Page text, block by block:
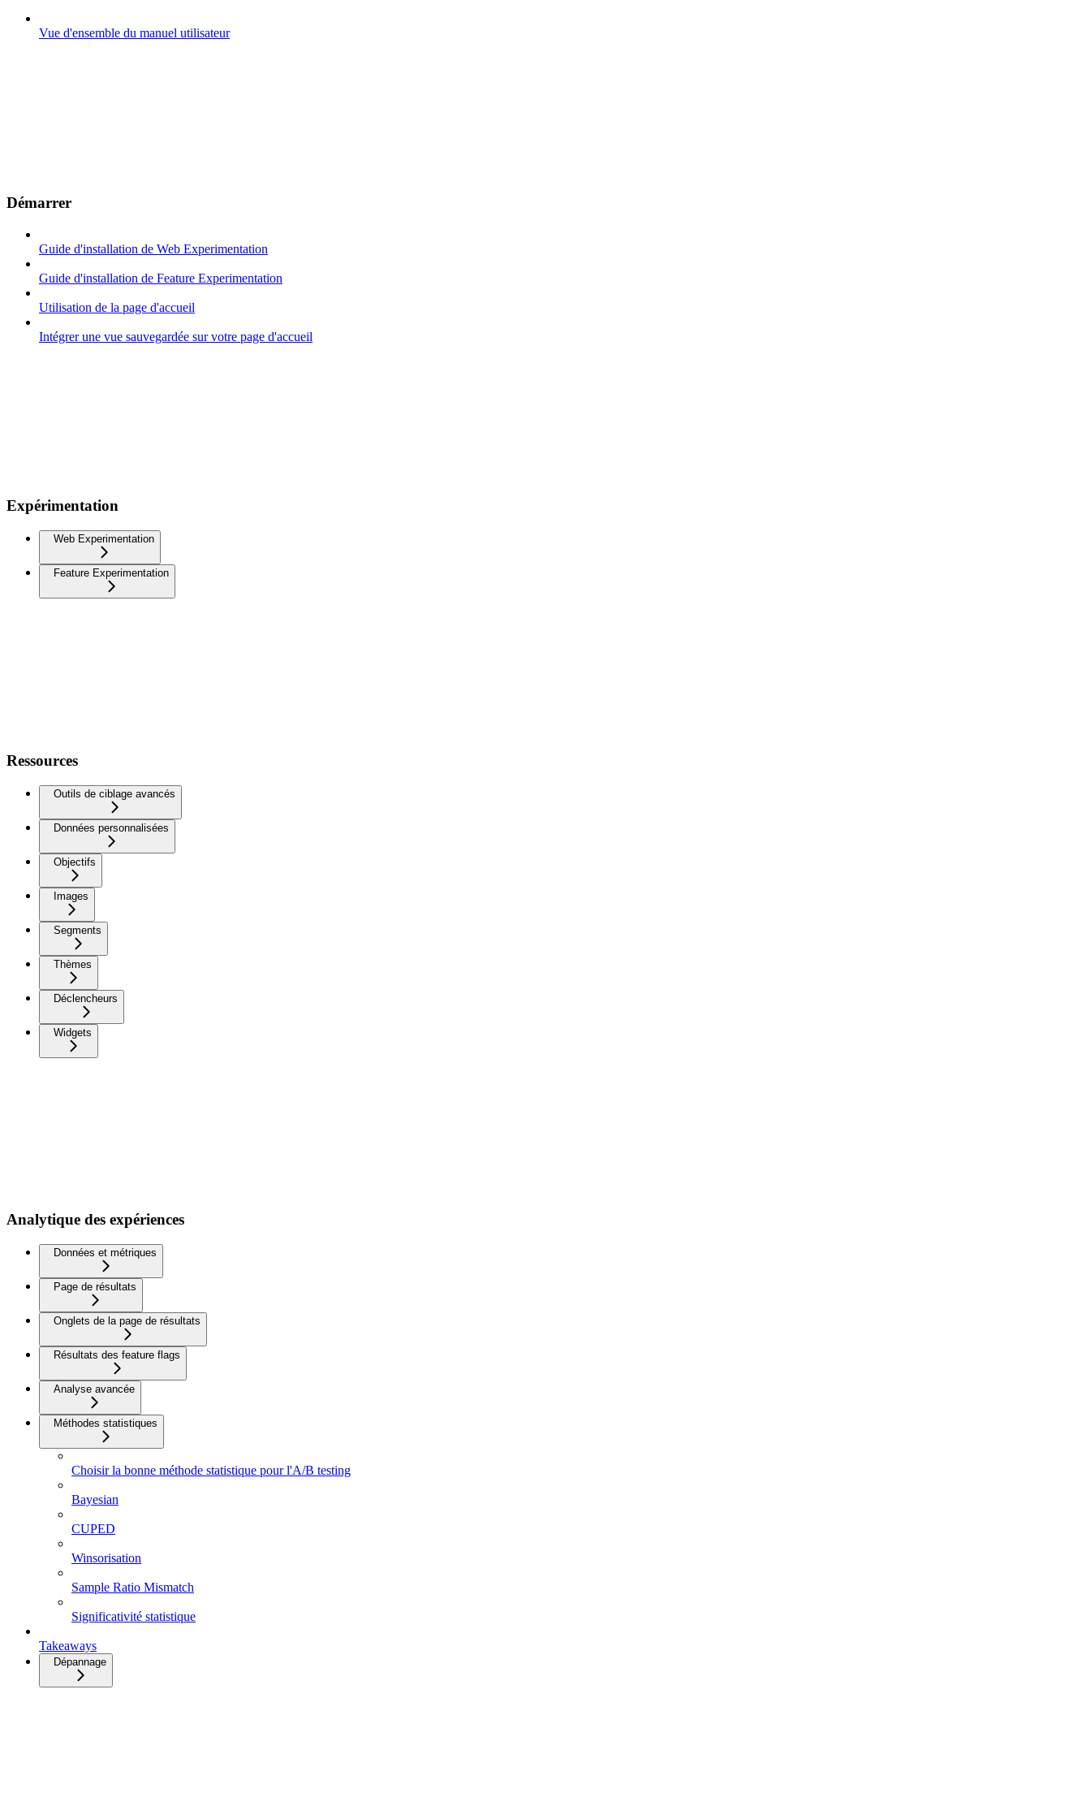
Vue d'ensemble du manuel utilisateur
Démarrer
Guide d'installation de Web Experimentation
Guide d'installation de Feature Experimentation
Utilisation de la page d'accueil
Intégrer une vue sauvegardée sur votre page d'accueil
Expérimentation
Web Experimentation
Feature Experimentation
Ressources
Outils de ciblage avancés
Données personnalisées
Objectifs
Images
Segments
Thèmes
Déclencheurs
Widgets
Analytique des expériences
Données et métriques
Page de résultats
Onglets de la page de résultats
Résultats des feature flags
Analyse avancée
Méthodes statistiques
Choisir la bonne méthode statistique pour l'A/B testing
Bayesian
CUPED
Winsorisation
Sample Ratio Mismatch
Significativité statistique
Takeaways
Dépannage